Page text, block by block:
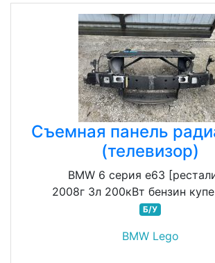
Съемная панель
(телевизор)
BMW 6 серия e63
2008г 3л 200кВт бензин
Б/У
BMW Lego